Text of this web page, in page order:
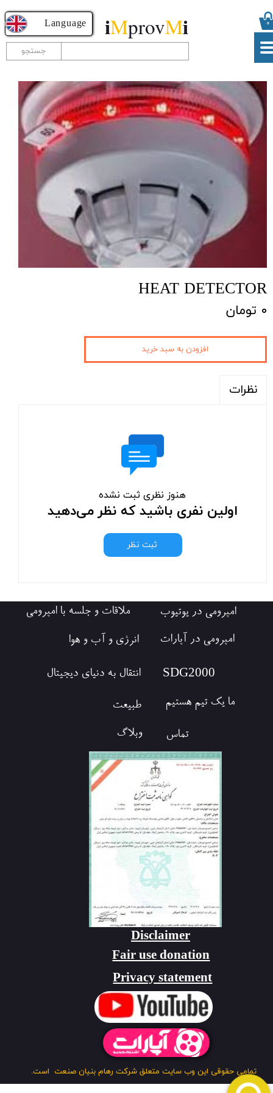
۰
جستجو
iMprovMi
HEAT DETECTOR
۰ تومان
افزودن به سبد خرید
نظرات
هنوز نظری ثبت نشده
اولین نفری باشید که نظر می‌دهید
ثبت نظر
تمامی حقوقی این وب سایت متعلق شرکت رهام بنیان صنعت است.
ملاقات و جلسه با امپرومی
​SDG2000
ما یک تیم هستیم
تماس وبلاگ
امپرومی در آپارات
امپرومی در یوتیوب
انرژی و آب و هوا
طبیعت
انتقال به دنیای دیجیتال
Fair use donation
Disclaimer
Privacy statement